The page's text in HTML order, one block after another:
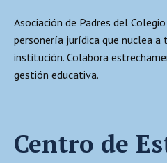
Centro de
Asociación de Padres del
personería jurídica que nuclea
institución. Colabora
gestión educativa.